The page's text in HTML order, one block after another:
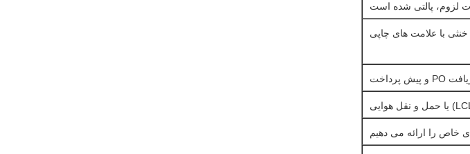
لزوم، پالتی شده است
خنثی با علامت های چاپی
خاص را ارائه می دهیم